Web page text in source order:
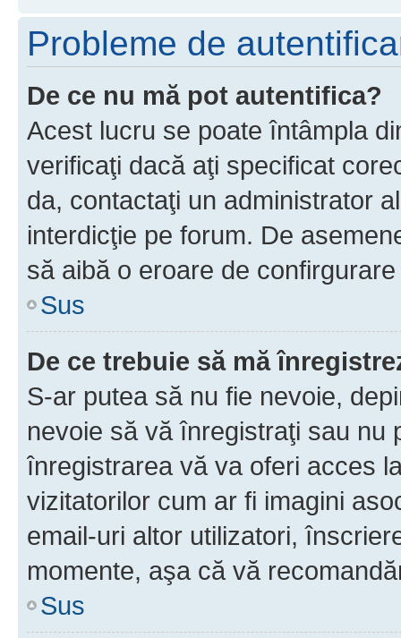
Probleme de
De ce nu mă pot autentifica?
Acest lucru se poate întâmpla
verificaţi dacă aţi specificat
da, contactaţi un administrator
interdicţie pe forum. De
să aibă o eroare de
Sus
De ce trebuie să mă
S-ar putea să nu fie nevoie,
nevoie să vă înregistraţi sau nu
înregistrarea vă va oferi acces
vizitatorilor cum ar fi imagini
email-uri altor utilizatori,
momente, aşa că vă
Sus